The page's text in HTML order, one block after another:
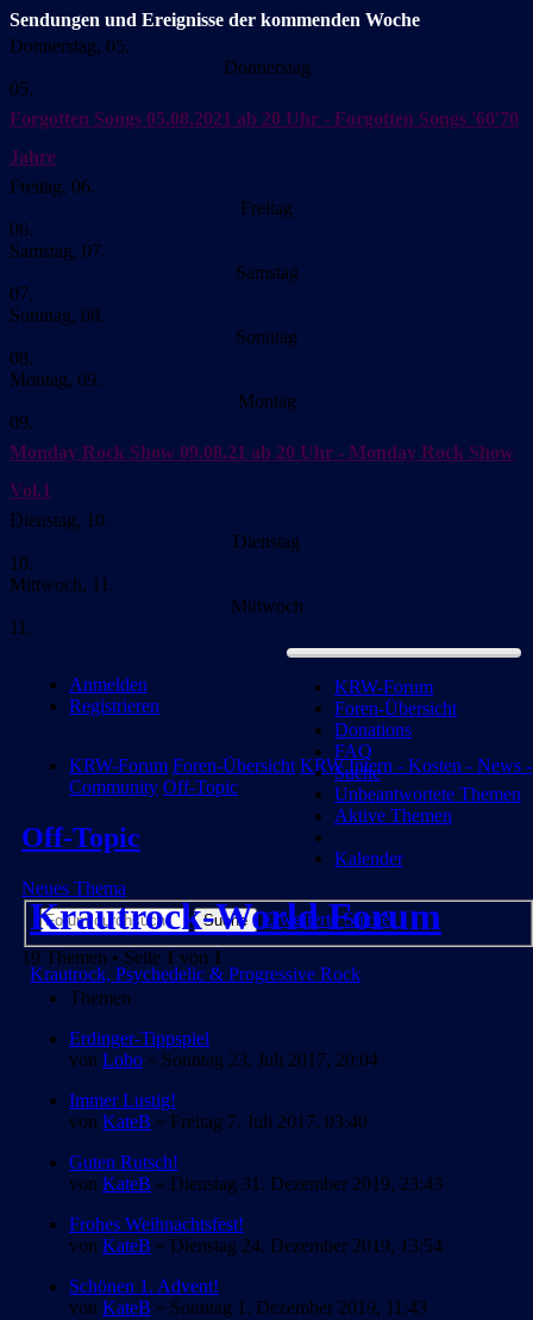
Sendungen und Ereignisse der kommenden Woche
Donnerstag, 05.
Donnerstag
05.
Forgotten Songs 05.08.2021 ab 20 Uhr - Forgotten Songs '60'70
Jahre
Freitag, 06.
Freitag
06.
Samstag, 07.
Samstag
07.
Sonntag, 08.
Sonntag
08.
Montag, 09.
Montag
09.
Monday Rock Show 09.08.21 ab 20 Uhr - Monday Rock Show
Vol.1
Dienstag, 10.
Dienstag
10.
Mittwoch, 11.
Mittwoch
11.
KRW-Forum
Foren-Übersicht
Donations
FAQ
Suche
Unbeantwortete Themen
Aktive Themen
Kalender
Anmelden
Registrieren
Krautrock-World Forum
Krautrock, Psychedelic & Progressive Rock
KRW-Forum Foren-Übersicht KRW Intern - Kosten - News -
Community Off-Topic
Off-Topic
Neues Thema
Suche
Erweiterte Suche
19 Themen • Seite 1 von 1
Themen
Erdinger-Tippspiel
von Lobo » Sonntag 23. Juli 2017, 20:04
Immer Lustig!
von KateB » Freitag 7. Juli 2017, 03:40
Guten Rutsch!
von KateB » Dienstag 31. Dezember 2019, 23:43
Frohes Weihnachtsfest!
von KateB » Dienstag 24. Dezember 2019, 13:54
Schönen 1. Advent!
von KateB » Sonntag 1. Dezember 2019, 11:43